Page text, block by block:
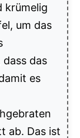
krümelig
um das
das
es
ab. Das ist